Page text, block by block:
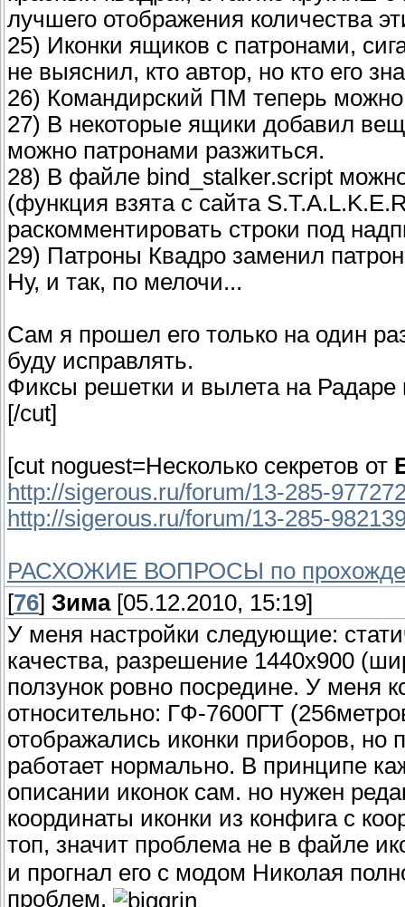
лучшего отображения количества
25) Иконки ящиков с патронами,
не выяснил, кто автор, но кто его
26) Командирский ПМ теперь
27) В некоторые ящики добавил
можно патронами разжиться.
28) В файле bind_stalker.script
(функция взята с сайта
раскомментировать строки под
29) Патроны Квадро заменил
Ну, и так, по мелочи...
Сам я прошел его только на один
буду исправлять.
Фиксы решетки и вылета на Радаре
[/cut]
[cut noguest=Несколько секретов от
http://sigerous.ru/forum/13-285-
http://sigerous.ru/forum/13-285-
РАСХОЖИЕ ВОПРОСЫ по
[76] Зима[05.12.2010, 15:19]
У меня настройки следующие:
качества, разрешение 1440х900
ползунок ровно посредине. У меня
относительно: ГФ-7600ГТ
отображались иконки приборов, но
работает нормально. В принципе
описании иконок сам. но нужен
координаты иконки из конфига с
топ, значит проблема не в файле
и прогнал его с модом Николая
проблем.